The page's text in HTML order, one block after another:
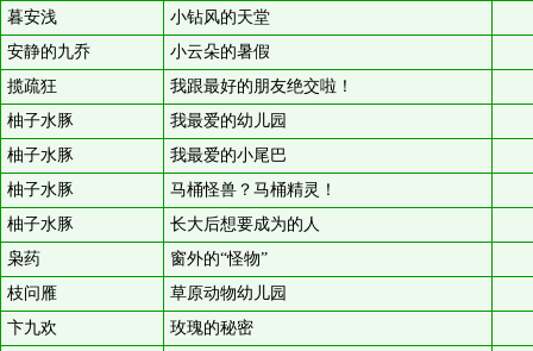
暮安浅
小钻风的天堂
安静的九乔
小云朵的暑假
揽疏狂
我跟最好的朋友绝交啦！
柚子水豚
我最爱的幼儿园
柚子水豚
我最爱的小尾巴
柚子水豚
马桶怪兽？马桶精灵！
柚子水豚
长大后想要成为的人
枭药
窗外的“怪物”
枝问雁
草原动物幼儿园
卞九欢
玫瑰的秘密